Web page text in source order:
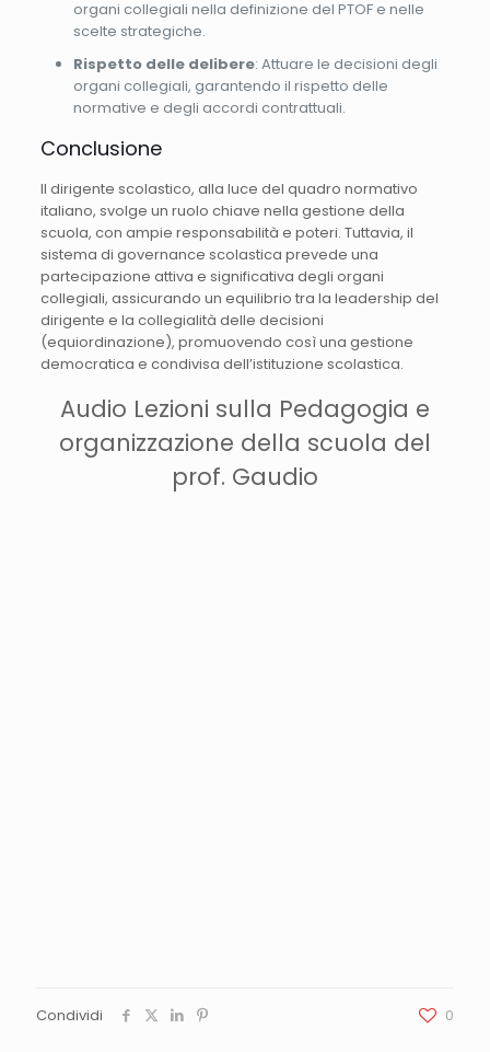
organi collegiali nella definizione del PTOF e nelle
scelte strategiche.
Rispetto delle delibere: Attuare le decisioni degli
organi collegiali, garantendo il rispetto delle
normative e degli accordi contrattuali.
Conclusione
Il dirigente scolastico, alla luce del quadro normativo
italiano, svolge un ruolo chiave nella gestione della
scuola, con ampie responsabilità e poteri. Tuttavia, il
sistema di governance scolastica prevede una
partecipazione attiva e significativa degli organi
collegiali, assicurando un equilibrio tra la leadership del
dirigente e la collegialità delle decisioni
(equiordinazione), promuovendo così una gestione
democratica e condivisa dell’istituzione scolastica.
Audio Lezioni sulla Pedagogia e
organizzazione della scuola del
prof. Gaudio
Condividi 0